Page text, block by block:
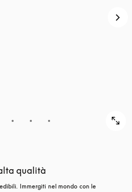
qualità
Immergiti nel mondo con le